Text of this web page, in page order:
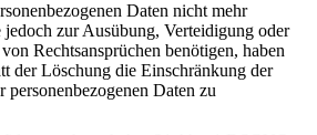
Daten nicht mehr
jedoch zur Ausübung, Verteidigung oder
Rechtsansprüchen benötigen, haben
der Löschung die Einschränkung der
personenbezogenen Daten zu